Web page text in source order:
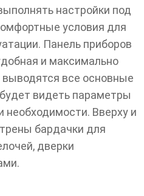
настройки под
условия для
Панель приборов
и максимально
все основные
видеть параметры
необходимости. Вверху и
бардачки для
дверки